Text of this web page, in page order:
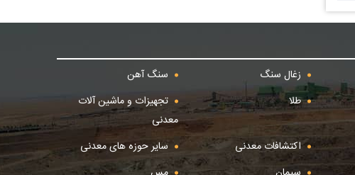
زغال سنگ
سنگ آهن
طلا
تجهیزات و ماشین آلات
معدنی
اکتشافات معدنی
سایر حوزه های معدنی